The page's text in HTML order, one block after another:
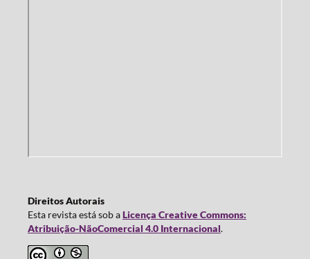
Direitos Autorais
Esta revista está sob aLicença Creative Commons:
Atribuição-NãoComercial 4.0 Internacional.